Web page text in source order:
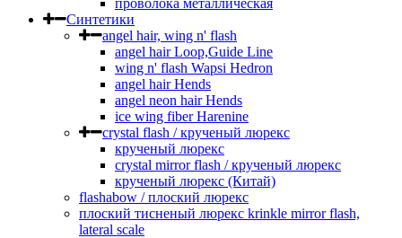
проволока металлическая
Синтетики
angel hair, wing n' flash
angel hair Loop,Guide Line
wing n' flash Wapsi Hedron
angel hair Hends
angel neon hair Hends
ice wing fiber Harenine
crystal flash / крученый люрекс
крученый люрекс
crystal mirror flash / крученый люрекс
крученый люрекс (Китай)
flashabow / плоский люрекс
плоский тисненый люрекс krinkle mirror flash,
lateral scale